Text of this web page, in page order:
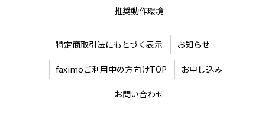
推奨動作環境
特定商取引法にもとづく表示 お知らせ
faximoご利用中の方向けTOP お申し込み
お問い合わせ